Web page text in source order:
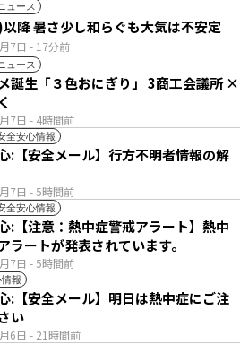
ュース
7日 - 17分前
8日(土)以降 暑さ少し和らぐも大気は不安定
ュース
7日 - 4時間前
誕生「３色おにぎり」 3商工会議所 ×
全安心情報
7日 - 5時間前
:【安全メール】行方不明者情報の解
全安心情報
7日 - 5時間前
:【注意：熱中症警戒アラート】熱中
ラートが発表されています。
報
6日 - 21時間前
:【安全メール】明日は熱中症にご注
い